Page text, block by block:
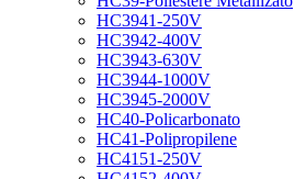
HC3941-250V
HC3942-400V
HC3943-630V
HC3944-1000V
HC3945-2000V
HC40-Policarbonato
HC41-Polipropilene
HC4151-250V